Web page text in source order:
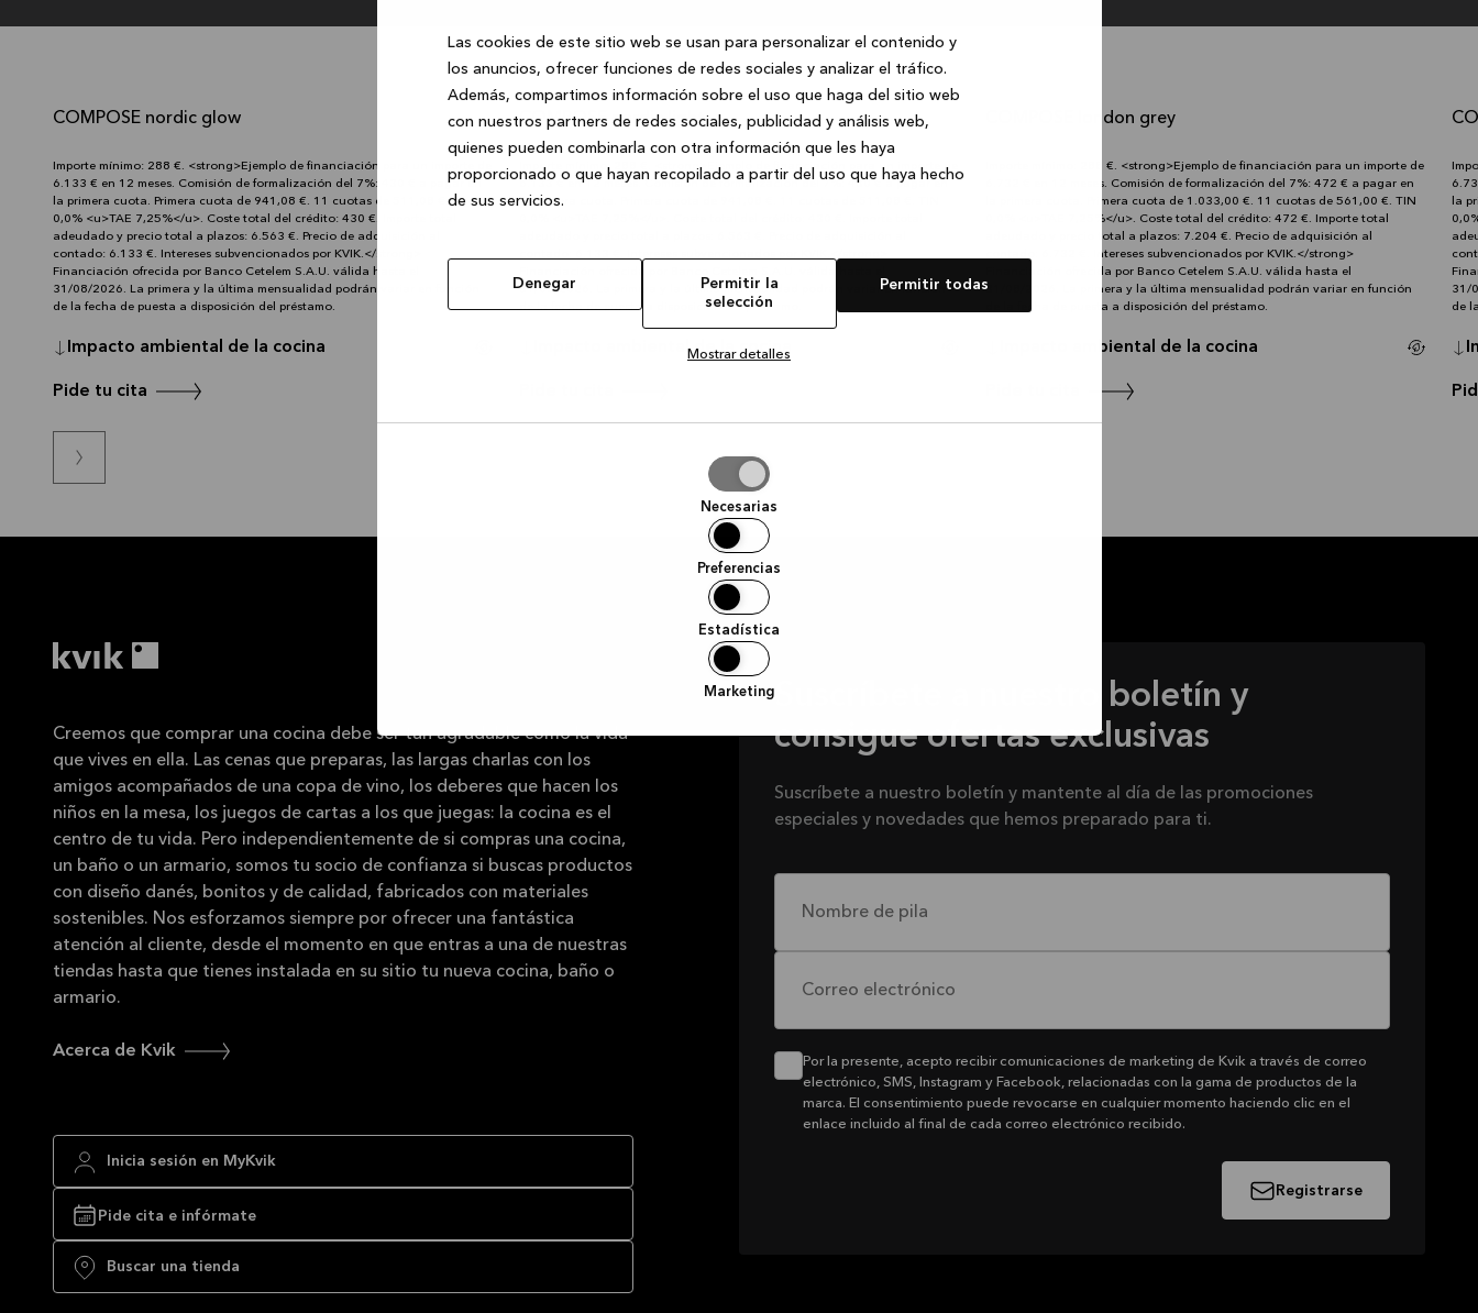
Las cookies de este sitio web se usan para personalizar el contenido y
los anuncios, ofrecer funciones de redes sociales y analizar el tráfico.
Además, compartimos información sobre el uso que haga del sitio web
con nuestros partners de redes sociales, publicidad y análisis web,
quienes pueden combinarla con otra información que les haya
proporcionado o que hayan recopilado a partir del uso que haya hecho
de sus servicios.
Denegar
Permitir la
selección
Permitir todas
Mostrar detalles
Necesarias
Preferencias
Estadística
Marketing
la
31/
de
COMPOSE london grey
Importe mínimo: 288 €. <strong>Ejemplo de financiación para un importe de
6.732 € en 12 meses. Comisión de formalización del 7%: 472 € a pagar en
la primera cuota. Primera cuota de 1.033,00 €. 11 cuotas de 561,00 €. TIN
0,0% <u>TAE 7,25%</u>. Coste total del crédito: 472 €. Importe total
adeudado y precio total a plazos: 7.204 €. Precio de adquisición al
contado: 6.732 €. Intereses subvencionados por KVIK.</strong>
Financiación ofrecida por Banco Cetelem S.A.U. válida hasta el
31/08/2026. La primera y la última mensualidad podrán variar en función
de la fecha de puesta a disposición del préstamo.
Impacto ambiental de la cocina
COMPOSE nordic light
Desde511,08 €/ mes
Precio:6.133 €
Importe mínimo: 288 €. <strong>Ejemplo de financiación para un importe de
6.133 € en 12 meses. Comisión de formalización del 7%: 430 € a pagar en
la primera cuota. Primera cuota de 941,08 €. 11 cuotas de 511,08 €. TIN
31/08/2026. La primera y la última mensualidad podrán variar en función
de la fecha de puesta a disposición del préstamo.
Impacto ambiental de la cocina
COMPOSE nordic glow
Precio: 6.133 €
Importe mínimo: 288 €. <strong>Ejemplo de financiación para un importe de
6.133 € en 12 meses. Comisión de formalización del 7%: 430 € a pagar en
la primera cuota. Primera cuota de 941,08 €. 11 cuotas de 511,08 €. TIN
0,0% <u>TAE 7,25%</u>. Coste total del crédito: 430 €. Importe total
adeudado y precio total a plazos: 6.563 €. Precio de adquisición al
contado: 6.133 €. Intereses subvencionados por KVIK.</strong>
Financiación ofrecida por Banco Cetelem S.A.U. válida hasta el
31/08/2026. La primera y la última mensualidad podrán variar en función
de la fecha de puesta a disposición del préstamo.
Impacto ambiental de la cocina
Pide tu cita
Creemos que comprar una cocina debe ser tan agradable como la vida
que vives en ella. Las cenas que preparas, las largas charlas con los
amigos acompañados de una copa de vino, los deberes que hacen los
niños en la mesa, los juegos de cartas a los que juegas: la cocina es el
centro de tu vida. Pero independientemente de si compras una cocina,
un baño o un armario, somos tu socio de confianza si buscas productos
con diseño danés, bonitos y de calidad, fabricados con materiales
sostenibles. Nos esforzamos siempre por ofrecer una fantástica
atención al cliente, desde el momento en que entras a una de nuestras
tiendas hasta que tienes instalada en su sitio tu nueva cocina, baño o
armario.
Acerca de Kvik
Inicia sesión en MyKvik
Pide cita e infórmate
Buscar una tienda
Suscríbete a nuestro boletín y
consigue ofertas exclusivas
Suscríbete a nuestro boletín y mantente al día de las promociones
especiales y novedades que hemos preparado para ti.
Nombre de pila
Correo electrónico
Por la presente, acepto recibir comunicaciones de marketing de Kvik a través de correo
electrónico, SMS, Instagram y Facebook, relacionadas con la gama de productos de la
marca. El consentimiento puede revocarse en cualquier momento haciendo clic en el
enlace incluido al final de cada correo electrónico recibido.
Registrarse